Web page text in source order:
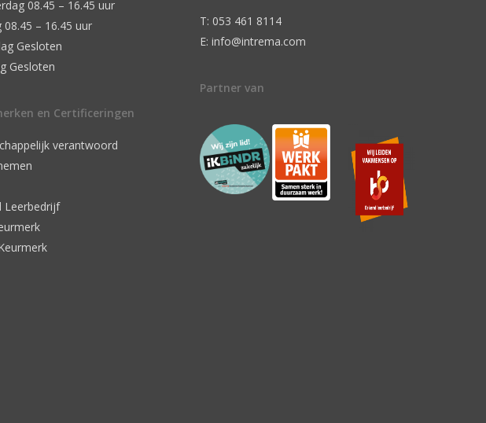
08.45 – 16.45 uur
08.45 – 16.45 uur
Gesloten
Gesloten
en Certificeringen
verantwoord
Leerbedrijf
T: 053 461 8114
E: info@intrema.com
Partner van